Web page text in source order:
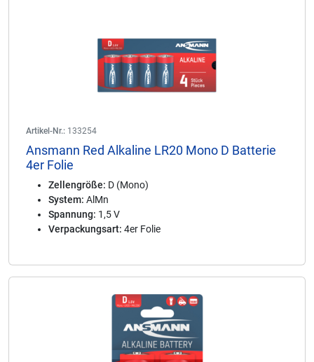
Artikel-Nr.: 133254
Ansmann Red Alkaline LR20 Mono D Batterie
4er Folie
Zellengröße: D (Mono)
System: AlMn
Spannung: 1,5 V
Verpackungsart: 4er Folie